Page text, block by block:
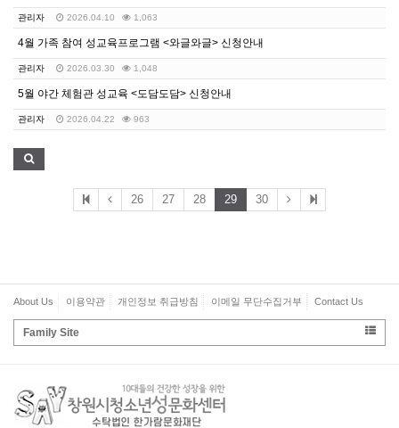
관리자 2026.04.10 1,063
4월 가족 참여 성교육프로그램 <와글와글> 신청안내
관리자 2026.03.30 1,048
5월 야간 체험관 성교육 <도담도담> 신청안내
관리자 2026.04.22 963
26 27 28 29 30
About Us 이용약관 개인정보 취급방침 이메일 무단수집거부 Contact Us
Family Site